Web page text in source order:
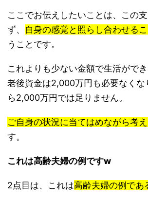
ここでお伝えしたいことは、この
ず、 自身の感覚と照らし合わせる
うことです。
これよりも少ない金額で生活ができ
老後資金は2,000万円も必要なくな
ら2,000万円では足りません。
ご自身の状況に当てはめながら考
す。
これは高齢夫婦の例ですw
2点目は、これは高齢夫婦の例であ